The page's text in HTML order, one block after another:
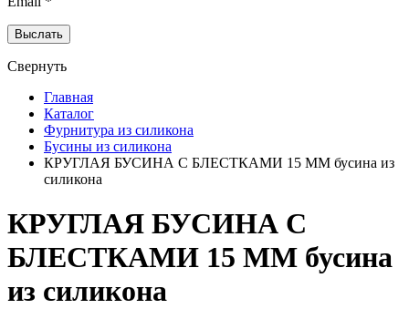
Свернуть
Главная
Каталог
Фурнитура из силикона
Бусины из силикона
КРУГЛАЯ БУСИНА С БЛЕСТКАМИ 15 ММ бусина из
силикона
КРУГЛАЯ БУСИНА С
БЛЕСТКАМИ 15 ММ бусина
из силикона